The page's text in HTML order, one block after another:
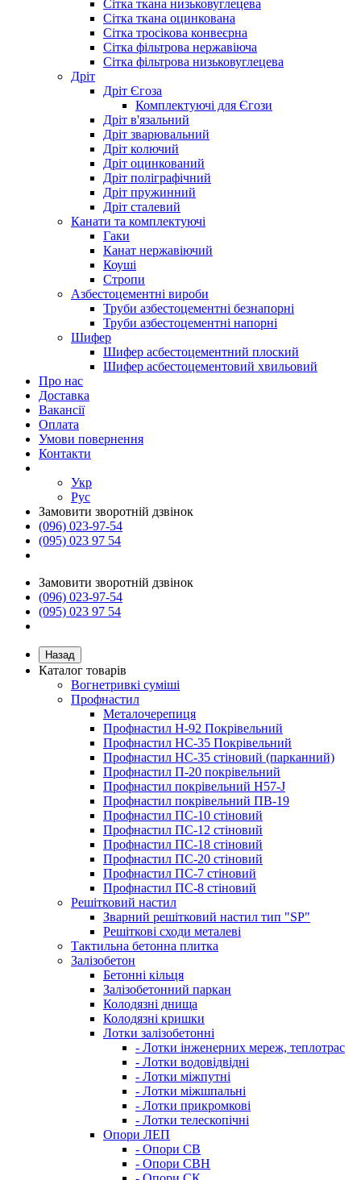
Сітка ткана низьковуглецева
Сітка ткана оцинкована
Сітка тросікова конвеєрна
Сітка фільтрова нержавіюча
Сітка фільтрова низьковуглецева
Дріт
Дріт Єгоза
Комплектуючі для Єгози
Дріт в'язальний
Дріт зварювальний
Дріт колючий
Дріт оцинкований
Дріт поліграфічний
Дріт пружинний
Дріт сталевий
Канати та комплектуючі
Гаки
Канат нержавіючий
Коуші
Стропи
Азбестоцементні вироби
Труби азбестоцементні безнапорні
Труби азбестоцементні напорні
Шифер
Шифер асбестоцементний плоский
Шифер асбестоцементовий хвильовий
Про нас
Доставка
Вакансії
Оплата
Умови повернення
Контакти
Укр
Рус
Замовити зворотній дзвінок
(096) 023-97-54
(095) 023 97 54
Замовити зворотній дзвінок
(096) 023-97-54
(095) 023 97 54
Назад
Каталог товарів
Вогнетривкі суміші
Профнастил
Металочерепиця
Профнастил Н-92 Покрівельний
Профнастил НС-35 Покрівельний
Профнастил НС-35 стіновий (парканний)
Профнастил П-20 покрівельний
Профнастил покрівельний H57-J
Профнастил покрівельний ПВ-19
Профнастил ПС-10 стіновий
Профнастил ПС-12 стіновий
Профнастил ПС-18 стіновий
Профнастил ПС-20 стіновий
Профнастил ПС-7 стіновий
Профнастил ПС-8 стіновий
Решітковий настил
Зварний решітковий настил тип "SP"
Решіткові сходи металеві
Тактильна бетонна плитка
Залізобетон
Бетонні кільця
Залізобетонний паркан
Колодязні днища
Колодязні кришки
Лотки залізобетонні
- Лотки інженерних мереж, теплотрас
- Лотки водовідвідні
- Лотки міжпутні
- Лотки міжшпальні
- Лотки прикромкові
- Лотки телескопічні
Опори ЛЕП
- Опори СВ
- Опори СВН